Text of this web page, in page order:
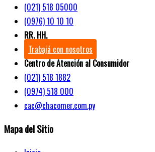
(021) 518 05000
(0976) 10 10 10
RR. HH.
Trabajá con nosotros
Centro de Atención al Consumidor
(021) 518 1882
(0974) 518 000
cac@chacomer.com.py
Mapa del Sitio